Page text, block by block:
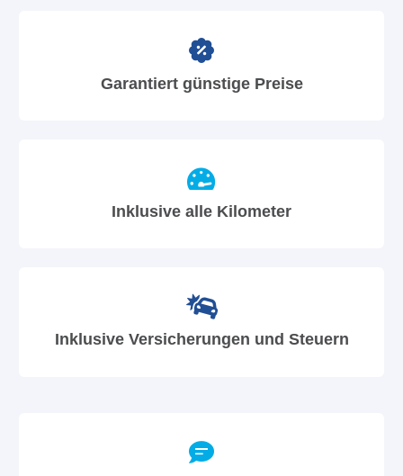
Garantiert günstige Preise
Inklusive alle Kilometer
Inklusive Versicherungen und Steuern